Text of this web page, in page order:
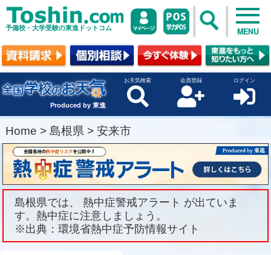
予備校・大学受験の東進ドットコム MENU
Produced by 東進
お天気検索 会員登録 ログイン
Home > 島根県 > 安来市
島根県では、 熱中症警戒アラート が出ていま
す。熱中症に注意しましょう。
※出典：環境省熱中症予防情報サイト